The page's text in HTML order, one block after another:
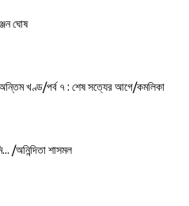
ঘোষ
অন্তিম খণ্ড/পর্ব ৭ : শেষ সত্যের আগে/কমলিকা
/অনিন্দিতা শাসমল